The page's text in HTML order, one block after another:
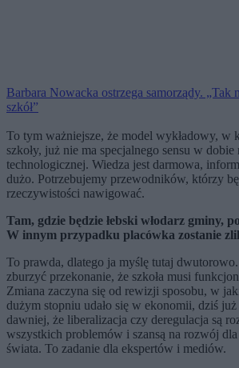
Barbara Nowacka ostrzega samorządy.
szkół”
To tym ważniejsze, że model wykładowy, w
szkoły, już nie ma specjalnego sensu w
technologicznej. Wiedza jest darmowa,
dużo. Potrzebujemy przewodników, którzy
rzeczywistości nawigować.
Tam, gdzie będzie łebski włodarz gminy,
W innym przypadku placówka zostanie
To prawda, dlatego ja myślę tutaj
zburzyć przekonanie, że szkoła musi
Zmiana zaczyna się od rewizji sposobu, w
dużym stopniu udało się w ekonomii, dziś
dawniej, że liberalizacja czy deregulacja są
wszystkich problemów i szansą na rozwój
świata. To zadanie dla ekspertów i mediów.